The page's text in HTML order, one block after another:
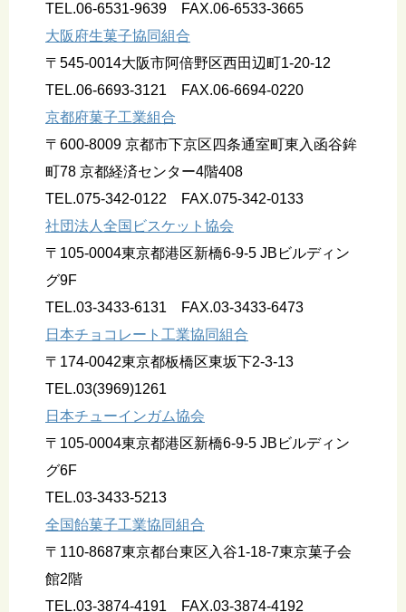
TEL.06-6531-9639 FAX.06-6533-3665
大阪府生菓子協同組合
〒545-0014大阪市阿倍野区西田辺町1-20-12
TEL.06-6693-3121 FAX.06-6694-0220
京都府菓子工業組合
〒600-8009 京都市下京区四条通室町東入函谷鉾
町78 京都経済センター4階408
TEL.075-342-0122 FAX.075-342-0133
社団法人全国ビスケット協会
〒105-0004東京都港区新橋6-9-5 JBビルディン
グ9F
TEL.03-3433-6131 FAX.03-3433-6473
日本チョコレート工業協同組合
〒174-0042東京都板橋区東坂下2-3-13
TEL.03(3969)1261
日本チューインガム協会
〒105-0004東京都港区新橋6-9-5 JBビルディン
グ6F
TEL.03-3433-5213
全国飴菓子工業協同組合
〒110-8687東京都台東区入谷1-18-7東京菓子会
館2階
TEL.03-3874-4191 FAX.03-3874-4192